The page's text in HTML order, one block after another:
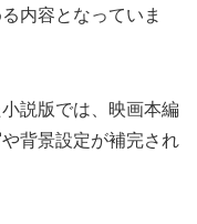
内容となっていま
説版では、映画本編
背景設定が補完され